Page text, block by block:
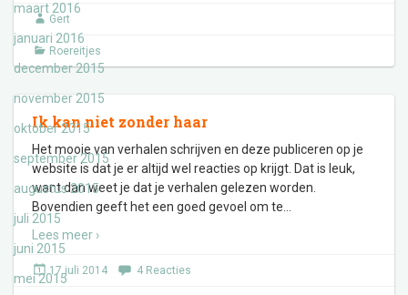
maart 2016
januari 2016
december 2015
november 2015
oktober 2015
september 2015
augustus 2015
juli 2015
juni 2015
mei 2015
Gert
Roereitjes
Ik kan niet zonder haar
Het mooie van verhalen schrijven en deze publiceren op je
website is dat je er altijd wel reacties op krijgt. Dat is leuk,
want dan weet je dat je verhalen gelezen worden.
Bovendien geeft het een goed gevoel om te
Lees meer ›
17 juli 2014 4 Reacties